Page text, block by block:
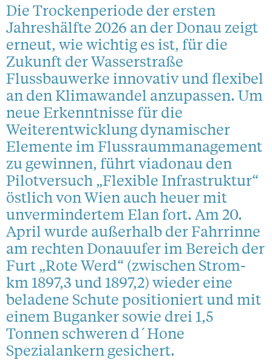
Die Trockenperiode der ersten
Jahreshälfte 2026 an der Donau zeigt
erneut, wie wichtig es ist, für die
Zukunft der Wasserstraße
Flussbauwerke innovativ und flexibel
an den Klimawandel anzupassen. Um
neue Erkenntnisse für die
Weiterentwicklung dynamischer
Elemente im Flussraummanagement
zu gewinnen, führt viadonau den
Pilotversuch „Flexible Infrastruktur“
östlich von Wien auch heuer mit
unvermindertem Elan fort. Am 20.
April wurde außerhalb der Fahrrinne
am rechten Donauufer im Bereich der
Furt „Rote Werd“ (zwischen Strom-
km 1897,3 und 1897,2) wieder eine
beladene Schute positioniert und mit
einem Buganker sowie drei 1,5
Tonnen schweren d´Hone
Spezialankern gesichert.